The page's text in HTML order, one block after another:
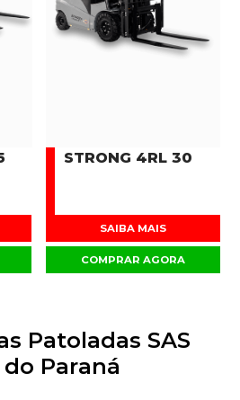
STRONG 4RL 30
SAIBA MAIS
COMPRAR AGORA
Patoladas SAS
Paraná